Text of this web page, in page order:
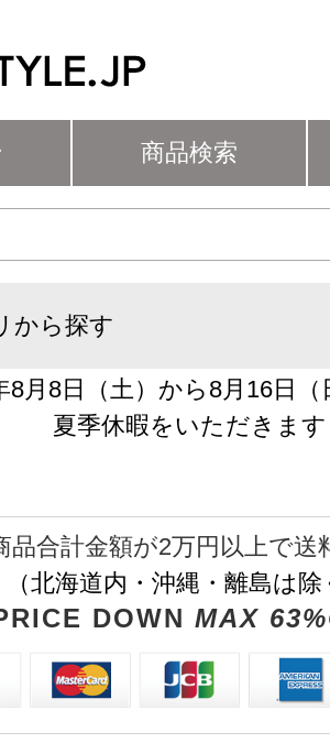
商品検索
から探す
8月8日（土）から8月16日
夏季休暇をいただきます
品合計金額が2万円以上で送
（北海道内・沖縄・離島は
DOWN MAX